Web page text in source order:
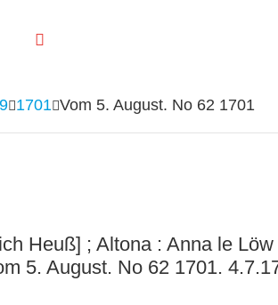
1701 Vom 5. August. No 62 1701
Heuß] ; Altona : Anna le
5. August. No 62 1701.